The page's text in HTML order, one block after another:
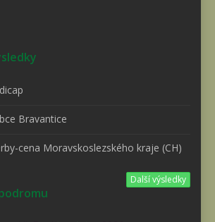
Bravantice
cena Moravskoslezského kraje (CH)
Další výsledky